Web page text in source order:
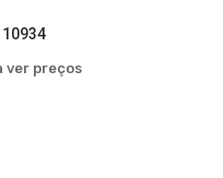
10934
ver preços